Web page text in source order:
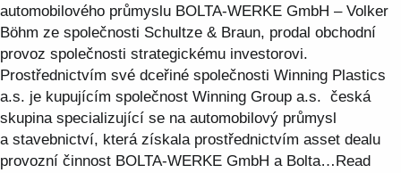
automobilového průmyslu BOLTA-WERKE GmbH – Volker
Böhm ze společnosti Schultze & Braun, prodal obchodní
provoz společnosti strategickému investorovi.
Prostřednictvím své dceřiné společnosti Winning Plastics
a.s. je kupujícím společnost Winning Group a.s. česká
skupina specializující se na automobilový průmysl
a stavebnictví, která získala prostřednictvím asset dealu
provozní činnost BOLTA-WERKE GmbH a Bolta… Read